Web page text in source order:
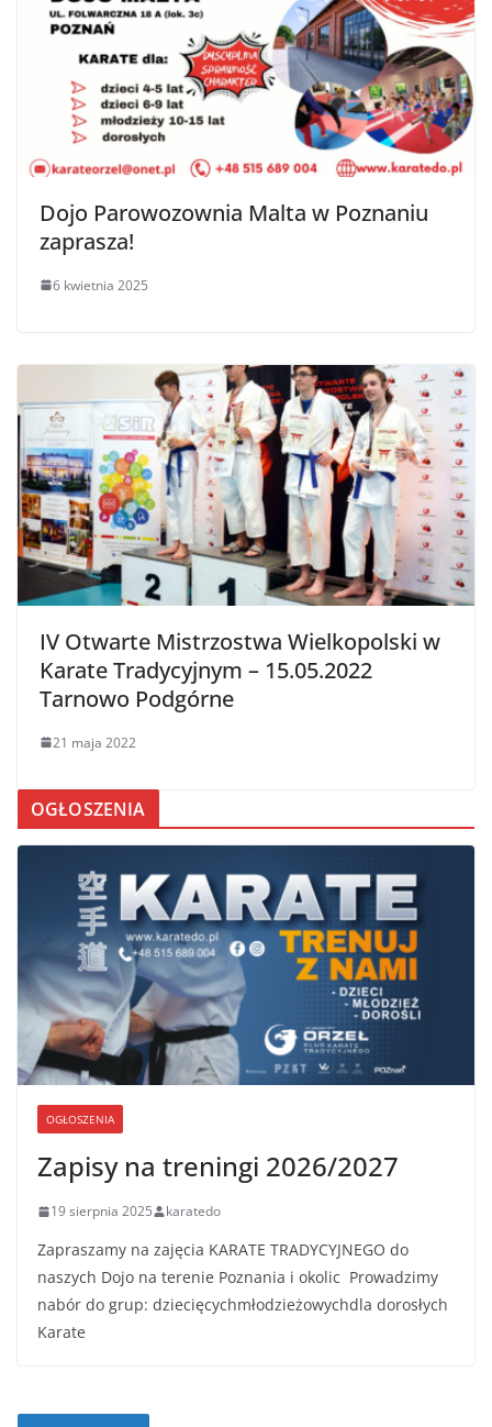
Dojo Parowozownia Malta w Poznaniu
zaprasza!
6 kwietnia 2025
IV Otwarte Mistrzostwa Wielkopolski w
Karate Tradycyjnym – 15.05.2022
Tarnowo Podgórne
21 maja 2022
OGŁOSZENIA
OGŁOSZENIA
Zapisy na treningi 2026/2027
19 sierpnia 2025 karatedo
Zapraszamy na zajęcia KARATE TRADYCYJNEGO do
naszych Dojo na terenie Poznania i okolic Prowadzimy
nabór do grup: dziecięcychmłodzieżowychdla dorosłych
Karate